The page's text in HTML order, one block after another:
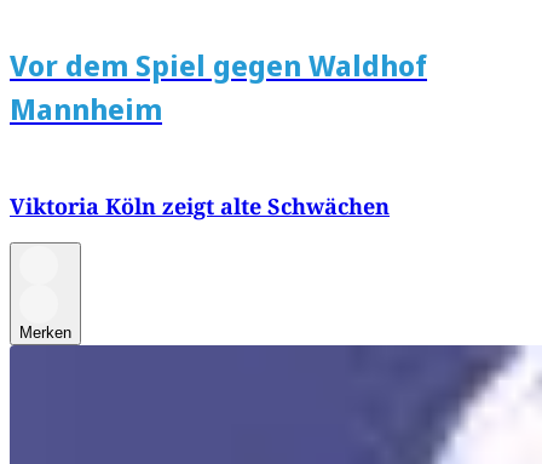
Vor dem Spiel gegen Waldhof
Mannheim
Viktoria Köln zeigt alte Schwächen
Merken